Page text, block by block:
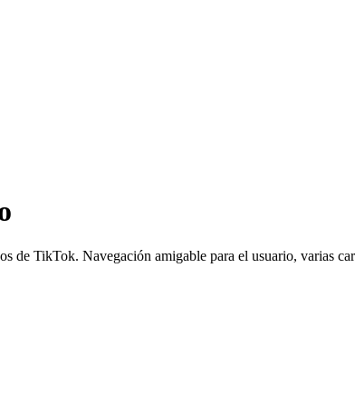
de TikTok. Navegación amigable para el usuario, varias